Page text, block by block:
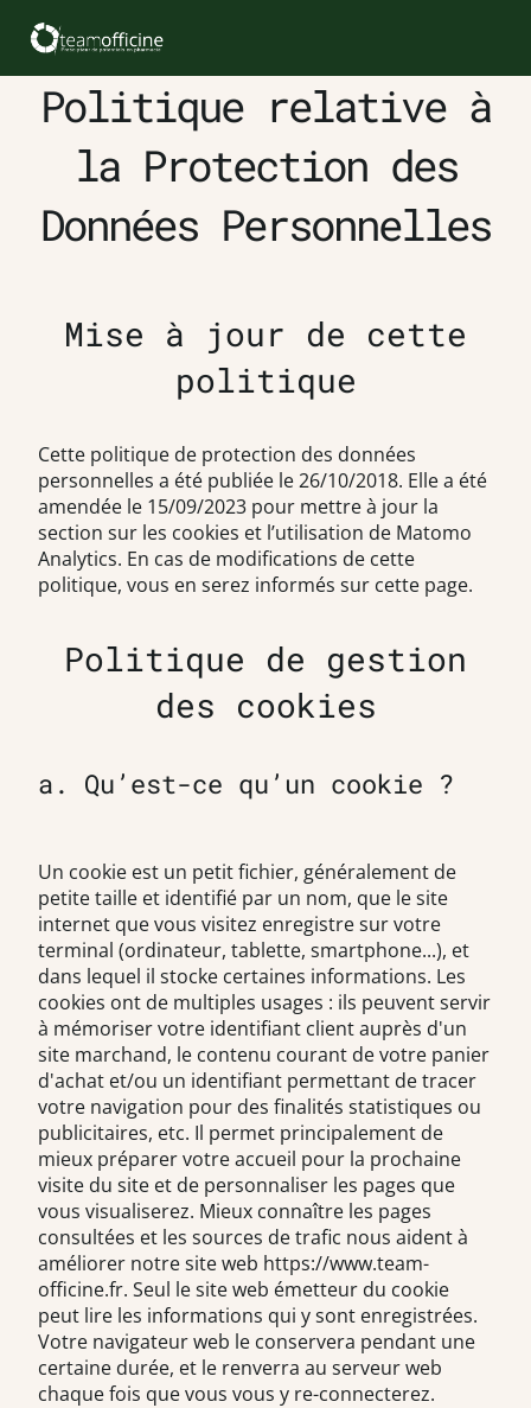
Politique relative à
la Protection des
Données Personnelles
Mise à jour de cette
politique
Cette politique de protection des données
personnelles a été publiée le 26/10/2018. Elle a été
amendée le 15/09/2023 pour mettre à jour la
section sur les cookies et l’utilisation de Matomo
Analytics. En cas de modifications de cette
politique, vous en serez informés sur cette page.
Politique de gestion
des cookies
a. Qu’est-ce qu’un cookie ?
Un cookie est un petit fichier, généralement de
petite taille et identifié par un nom, que le site
internet que vous visitez enregistre sur votre
terminal (ordinateur, tablette, smartphone...), et
dans lequel il stocke certaines informations. Les
cookies ont de multiples usages : ils peuvent servir
à mémoriser votre identifiant client auprès d'un
site marchand, le contenu courant de votre panier
d'achat et/ou un identifiant permettant de tracer
votre navigation pour des finalités statistiques ou
publicitaires, etc. Il permet principalement de
mieux préparer votre accueil pour la prochaine
visite du site et de personnaliser les pages que
vous visualiserez. Mieux connaître les pages
consultées et les sources de trafic nous aident à
améliorer notre site web https://www.team-
officine.fr. Seul le site web émetteur du cookie
peut lire les informations qui y sont enregistrées.
Votre navigateur web le conservera pendant une
certaine durée, et le renverra au serveur web
chaque fois que vous vous y re-connecterez.